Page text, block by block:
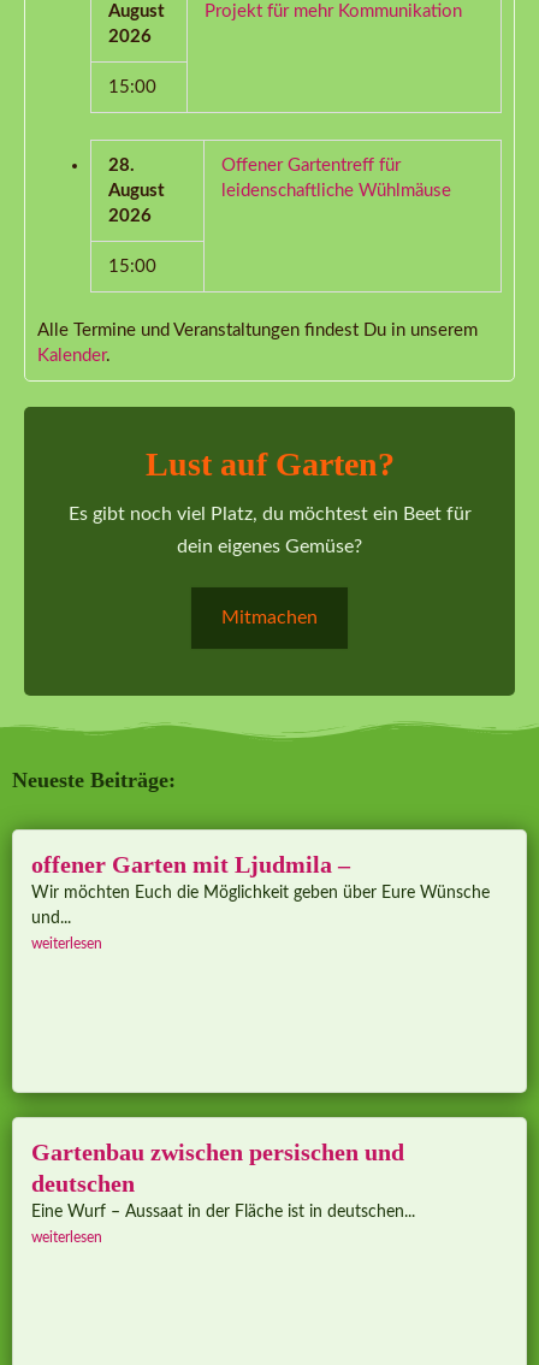
August
2026
Projekt für mehr Kommunikation
15:00
28.
August
2026
Offener Gartentreff für
leidenschaftliche Wühlmäuse
15:00
Alle Termine und Veranstaltungen findest Du in unserem
Kalender.
Lust auf Garten?
Es gibt noch viel Platz, du möchtest ein Beet für
dein eigenes Gemüse?
Mitmachen
Neueste Beiträge:
offener Garten mit Ljudmila –
Wir möchten Euch die Möglichkeit geben über Eure Wünsche
und...
weiterlesen
Gartenbau zwischen persischen und
deutschen
Eine Wurf – Aussaat in der Fläche ist in deutschen...
weiterlesen